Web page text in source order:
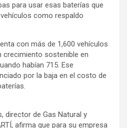
para usar esas baterías que
como respaldo
con más de 1,600 vehículos
crecimiento sostenible en
habían 715. Ese
por la baja en el costo de
director de Gas Natural y
afirma que para su empresa